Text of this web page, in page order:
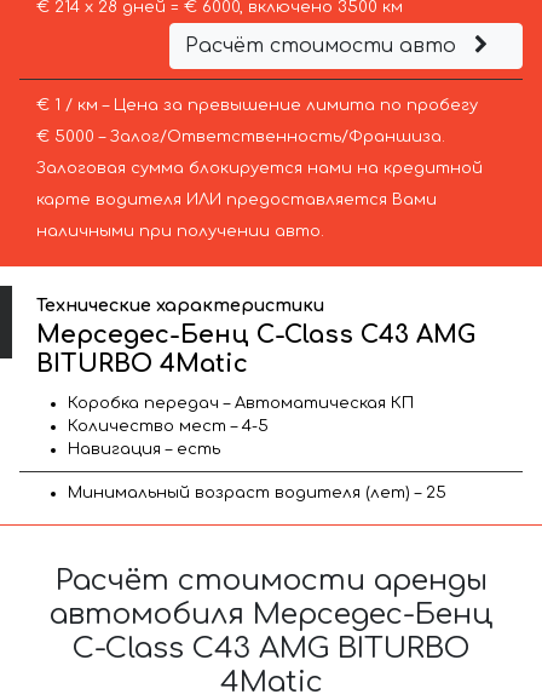
€ 214 х 28 дней = € 6000, включено 3500 км
Расчёт стоимости авто
€ 1 / км – Цена за превышение лимита по пробегу
€ 5000 – Залог/Ответственность/Франшиза.
Залоговая сумма блокируется нами на кредитной
карте водителя ИЛИ предоставляется Вами
наличными при получении авто.
Технические характеристики
Мерседес-Бенц C-Class C43 AMG
BITURBO 4Matic
Коробка передач – Автоматическая КП
Количество мест – 4-5
Навигация – есть
Минимальный возраст водителя (лет) – 25
Расчёт стоимости аренды
автомобиля Мерседес-Бенц
C-Class C43 AMG BITURBO
4Matic